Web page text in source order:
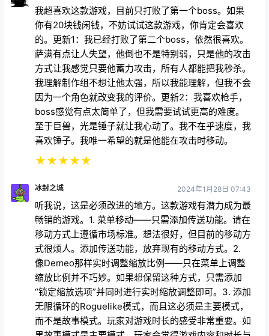
我超喜欢这款游戏，目前只打败了第一个boss。如果
你有20块钱闲钱，不妨试试这款游戏，你肯定会喜欢
的。更新1：我已经打败了第二个boss，依然很喜欢。
萨满有点让人失望，他倒也不是特别弱，只是他的攻击
方式让我感觉只要他蓄力攻击，所有人都能把我秒杀。
我理解制作组不想让他太强，所以我能理解，但我不会
因为一个角色就改变我的评价。更新2：我喜欢枪手，
boss感觉有点太简单了，但我需要试试更高的难度。
至于巨兽，光是锤子就让我心动了。我不在乎速度，我
喜欢锤子。我唯一希望的就是他能在攻击时移动。
★★★★★
冰封之城 2024年1月28日 07:43
听我说，这是必须改进的地方。这款游戏有潜力成为最
畅销的游戏。1. 菜单移动——只需添加传送功能。请在
移动方式上遵循市场标准。想法很好，但目前的移动方
式很烦人。添加传送功能，放弃现有的移动方式。2.
像Demeo那样实时调整缩放比例——只在菜单上调整
缩放比例并不巧妙。如果想保留这种方式，只需添加
“锁定缩放选项”并同时进行实时缩放调整即可。3. 添加
无限循环的Roguelike模式，而且这必须是主要模式，
而不是故事模式。玩家对游戏时长的感受非常重要。如